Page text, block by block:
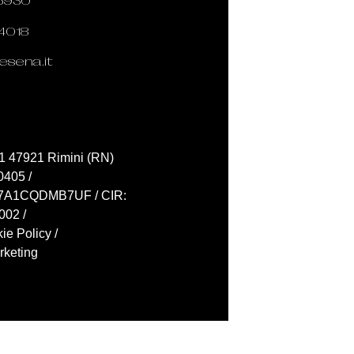
47921 Rimini (RN)
/
/ CIR:
/
Policy /